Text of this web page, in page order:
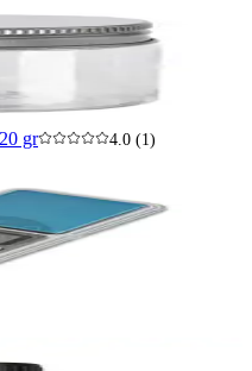
gr
4.0 (1)